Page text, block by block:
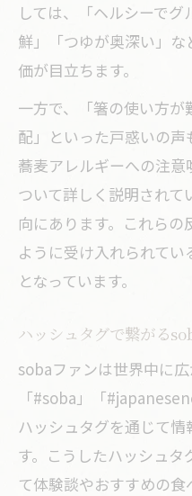
しては、「ヘルシーで
鮮」「つゆが奥深い」
価が目立ちます。
一方で、「箸の使い方
配」といった戸惑いの
蕎麦アレルギーへの注
ついて詳しく説明され
向にあります。これら
ように受け入れられて
となっています。
ハッシュタグで繋がる
sobaファンは世界中に
「#soba」「
ハッシュタグを通じて
す。こうしたハッシュタ
て体験談やおすすめの